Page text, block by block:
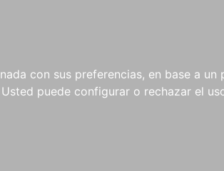
con sus preferencias, en base a
Usted puede configurar o rechazar el
NOVEDADES